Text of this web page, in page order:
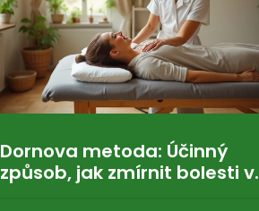
Dornova metoda: Účinný
způsob, jak zmírnit bolesti v